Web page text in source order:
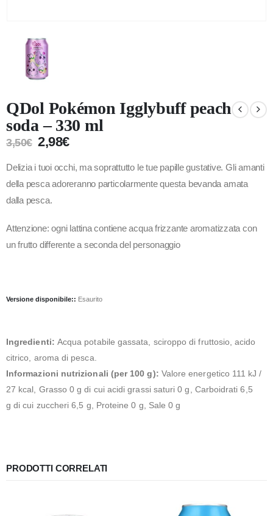
QDol Pokémon Igglybuff peach
soda – 330 ml
3,50€ 2,98€
Delizia i tuoi occhi, ma soprattutto le tue papille gustative. Gli amanti
della pesca adoreranno particolarmente questa bevanda amata
dalla pesca.
Attenzione: ogni lattina contiene acqua frizzante aromatizzata con
un frutto differente a seconda del personaggio
Versione disponibile:: Esaurito
Ingredienti: Acqua potabile gassata, sciroppo di fruttosio, acido
citrico, aroma di pesca.
Informazioni nutrizionali (per 100 g): Valore energetico 111 kJ /
27 kcal, Grasso 0 g di cui acidi grassi saturi 0 g, Carboidrati 6,5
g di cui zuccheri 6,5 g, Proteine ​​0 g, Sale 0 g
PRODOTTI CORRELATI